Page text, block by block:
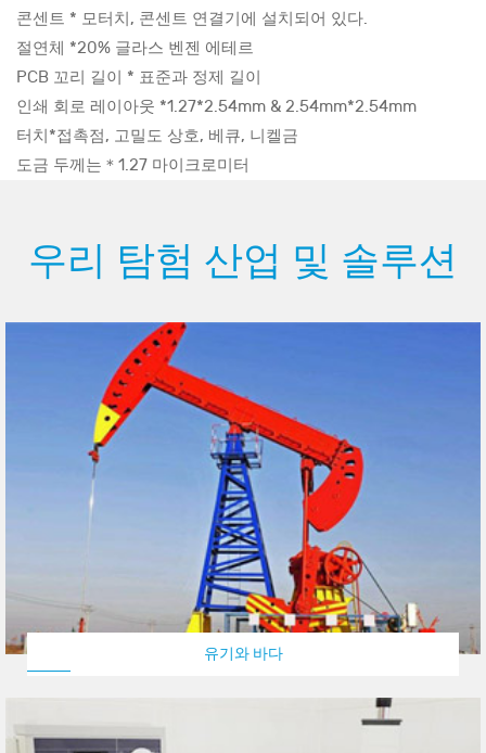
콘센트 * 모터치, 콘센트 연결기에 설치되어 있다.
절연체 *20% 글라스 벤젠 에테르
PCB 꼬리 길이 * 표준과 정제 길이
인쇄 회로 레이아웃 *1.27*2.54mm & 2.54mm*2.54mm
터치*접촉점, 고밀도 상호, 베큐, 니켈금
도금 두께는＊1.27 마이크로미터
우리 탐험 산업 및 솔루션
유기와 바다